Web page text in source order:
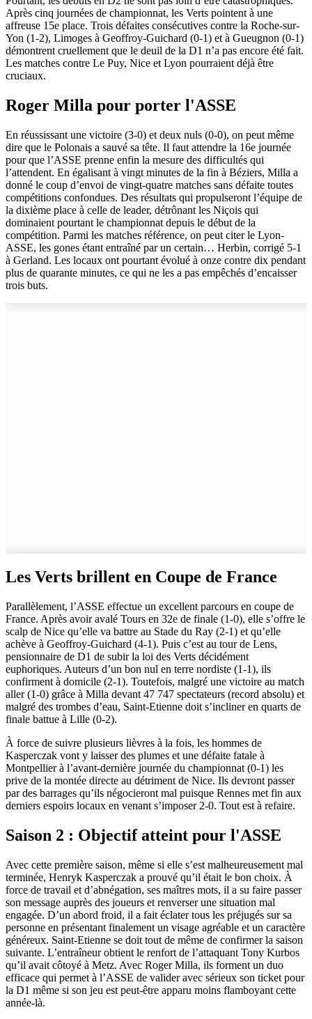
Après cinq journées de championnat, les Verts pointent à une
affreuse 15e place. Trois défaites consécutives contre la Roche-sur-
Yon (1-2), Limoges à Geoffroy-Guichard (0-1) et à Gueugnon (0-1)
démontrent cruellement que le deuil de la D1 n’a pas encore été fait.
Les matches contre Le Puy, Nice et Lyon pourraient déjà être
cruciaux.
Roger Milla pour porter l'ASSE
En réussissant une victoire (3-0) et deux nuls (0-0), on peut même
dire que le Polonais a sauvé sa tête. Il faut attendre la 16e journée
pour que l’ASSE prenne enfin la mesure des difficultés qui
l’attendent. En égalisant à vingt minutes de la fin à Béziers, Milla a
donné le coup d’envoi de vingt-quatre matches sans défaite toutes
compétitions confondues. Des résultats qui propulseront l’équipe de
la dixième place à celle de leader, détrônant les Niçois qui
dominaient pourtant le championnat depuis le début de la
compétition. Parmi les matches référence, on peut citer le Lyon-
ASSE, les gones étant entraîné par un certain… Herbin, corrigé 5-1
à Gerland. Les locaux ont pourtant évolué à onze contre dix pendant
plus de quarante minutes, ce qui ne les a pas empêchés d’encaisser
trois buts.
Les Verts brillent en Coupe de France
Parallèlement, l’ASSE effectue un excellent parcours en coupe de
France. Après avoir avalé Tours en 32e de finale (1-0), elle s’offre le
scalp de Nice qu’elle va battre au Stade du Ray (2-1) et qu’elle
achève à Geoffroy-Guichard (4-1). Puis c’est au tour de Lens,
pensionnaire de D1 de subir la loi des Verts décidément
euphoriques. Auteurs d’un bon nul en terre nordiste (1-1), ils
confirment à domicile (2-1). Toutefois, malgré une victoire au match
aller (1-0) grâce à Milla devant 47 747 spectateurs (record absolu) et
malgré des trombes d’eau, Saint-Etienne doit s’incliner en quarts de
finale battue à Lille (0-2).
À force de suivre plusieurs lièvres à la fois, les hommes de
Kasperczak vont y laisser des plumes et une défaite fatale à
Montpellier à l’avant-dernière journée du championnat (0-1) les
prive de la montée directe au détriment de Nice. Ils devront passer
par des barrages qu’ils négocieront mal puisque Rennes met fin aux
derniers espoirs locaux en venant s’imposer 2-0. Tout est à refaire.
Saison 2 : Objectif atteint pour l'ASSE
Avec cette première saison, même si elle s’est malheureusement mal
terminée, Henryk Kasperczak a prouvé qu’il était le bon choix. À
force de travail et d’abnégation, ses maîtres mots, il a su faire passer
son message auprès des joueurs et renverser une situation mal
engagée. D’un abord froid, il a fait éclater tous les préjugés sur sa
personne en présentant finalement un visage agréable et un caractère
généreux. Saint-Etienne se doit tout de même de confirmer la saison
suivante. L’entraîneur obtient le renfort de l’attaquant Tony Kurbos
qu’il avait côtoyé à Metz. Avec Roger Milla, ils forment un duo
efficace qui permet à l’ASSE de valider avec sérieux son ticket pour
la D1 même si son jeu est peut-être apparu moins flamboyant cette
année-là.